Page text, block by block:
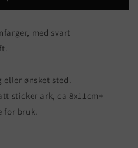
med svart
eller ønsket sted.
sticker ark, ca 8x11cm+
for bruk.